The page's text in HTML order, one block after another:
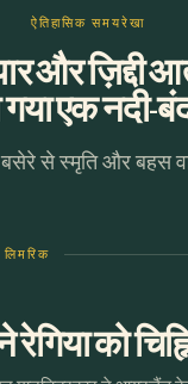
ऐतिहासिक समयरेखा
और ज़िद्दी
एक नदी-
बसेरे से स्मृति और बहस
रेगिया को